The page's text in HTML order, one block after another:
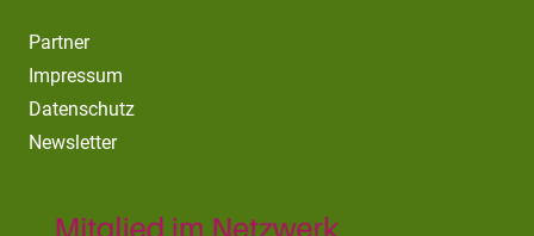
Partner
Impressum
Datenschutz
Newsletter